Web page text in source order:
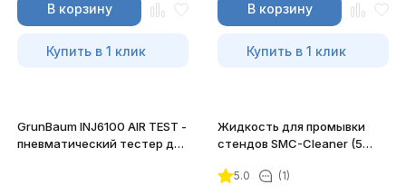
В корзину
Купить в 1 клик
В корзину
Купить в 1 клик
GrunBaum INJ6100 AIR TEST -
пневматический тестер для
Жидкость для промывки
стендов SMC-Cleaner (5
5.0 (1)